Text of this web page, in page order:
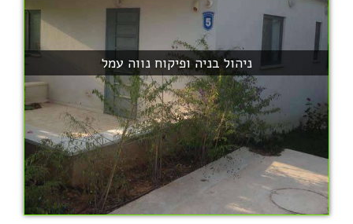
ניהול בניה ופיקוח נווה עמל